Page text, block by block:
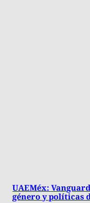
UAEMéx:
género y políticas